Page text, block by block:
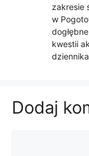
zakresie
w
kwestii
Dodaj